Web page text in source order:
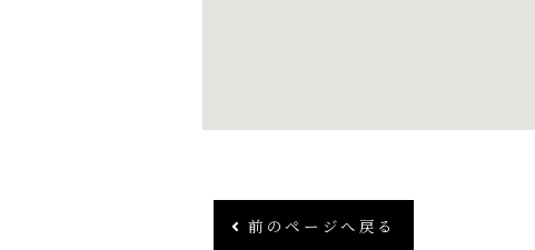
前のページへ戻る